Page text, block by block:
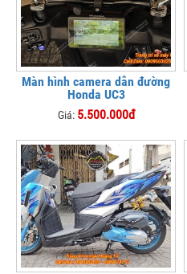
Màn hình camera dẫn đường
Honda UC3
Giá: 5.500.000đ